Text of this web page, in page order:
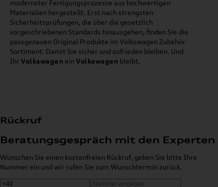
modernster Fertigungsprozesse aus hochwertigen
Materialien hergestellt. Erst nach strengsten
Sicherheitsprüfungen, die über die gesetzlich
vorgeschriebenen Standards hinausgehen, finden Sie die
passgenauen Original Produkte im Volkswagen Zubehör
Sortiment. Damit Sie sicher und zufrieden bleiben. Und
Ihr Volkswagen ein Volkswagen bleibt.
Rückruf
Beratungsgespräch mit den Experten
Wünschen Sie einen kostenfreien Rückruf, geben Sie bitte Ihre
Nummer ein und wir rufen Sie zum Wunschtermin zurück.